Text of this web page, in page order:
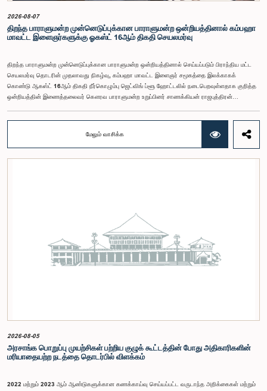
பாராளுமன்ற உறுப்பினர்களான ரவி கருணாநாயக்க, ருவந்திலக ஜயக்கொடி மற்றும் கதிரவேலு
சண்முகம் குகதாசன் ஆகியோர் கலந்துகொண்டனர்.
2026-08-07
திறந்த பாராளுமன்ற முன்னெடுப்புக்கான பாராளுமன்ற ஒன்றியத்தினால் கம்பஹா
மாவட்ட இளைஞர்களுக்கு ஓகஸ்ட் 16ஆம் திகதி செயலமர்வு
திறந்த பாராளுமன்ற முன்னெடுப்புக்கான பாராளுமன்ற ஒன்றியத்தினால் செய்யப்படும் பிராந்திய மட்ட
செயலமர்வு தொடரின் முதலாவது நிகழ்வு, கம்பஹா மாவட்ட இளைஞர் சமூகத்தை இலக்காகக்
கொண்டு ஆகஸ்ட் 16ஆம் திகதி நீர்கொழும்பு ஜெட்விங் ப்ளூ ஹோட்டலில் நடைபெறவுள்ளதாக குறித்த
ஒன்றியத்தின் இணைத்தலைவர் கௌரவ பாராளுமன்ற உறுப்பினர் சாணக்கியன் ராஜபுத்திரன்
பங்கேற்புடன் திறந்த பாராளுமன்றக் கருத்திட்டத்தை மேலும் முன்னெடுத்துச் செல்லும் நோக்கில் இந்த
செயலமர்வு தொடர் ஏற்பாடு செய்யப்படுகின்றது. இதில் ஒன்றியத்தின் உறுப்பினர்கள் மற்றும் கம்பஹா
மாவட்டத்தை பிரதிநிதித்துவப்படுத்தும் பாராளுமன்ற உறுப்பினர்களும் பங்கேற்கவிருக்கின்றனர்.இந்த
இச்செயலமர்வு தொடருக்கான அபிவிருத்தி பங்காளராக அனுசரணை வழங்கும் CII (Coalition for
Inclusive Impact) நிறுவனத்தின் பிரதிநிதிகளும் கலந்துகொண்டனர்.இந்த செயலமர்வில் பங்கேற்க
விரும்பும் கம்பஹா மாவட்டத்தைச் சேர்ந்த 18 – 35 வயதுக்குட்பட்ட இளைஞர், யுவதிகள் இங்கே
தரப்பட்டுள்ள https://forms.gle/aVp5UzhLbtPSmVap8 இணைப்பின் ஊடாக உரிய விண்ணப்பப்
படிவத்தை பூர்த்தி செய்து பதிவு செய்யுமாறு கேட்டுக்கொள்ளப்படுகின்றனர்.
மேலும் வாசிக்க
2026-08-05
அரசாங்க பொறுப்பு முயற்சிகள் பற்றிய குழுக் கூட்டத்தின் போது அதிகாரிகளின்
மரியாதையற்ற நடத்தை தொடர்பில் விளக்கம்
2022 மற்றும் 2023 ஆம் ஆண்டுகளுக்கான கணக்காய்வு செய்யப்பட்ட வருடாந்த அறிக்கைகள் மற்றும்